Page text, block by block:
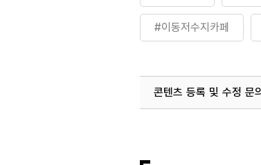
#이동저수지카페
콘텐츠 등록 및 수정 문의